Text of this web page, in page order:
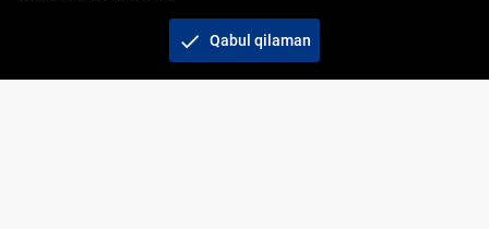
+998 71 202-21-11
check Qabul qilaman